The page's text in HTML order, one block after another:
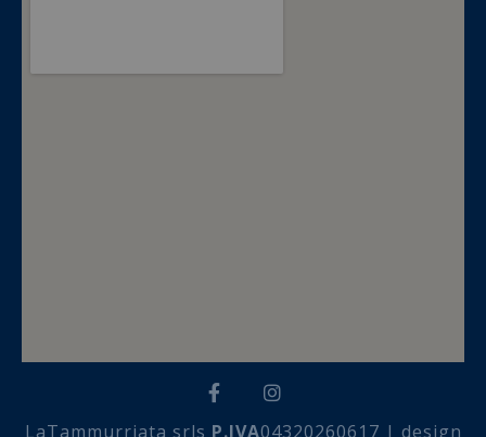
LaTammurriata srls P.IVA04320260617 | design